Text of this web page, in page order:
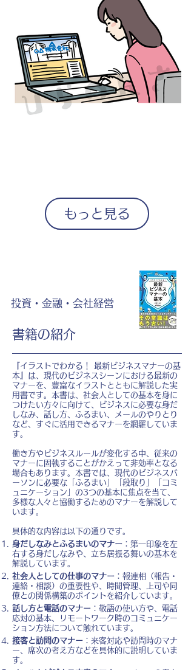
もっと見る
投資・金融・会社経営
書籍の紹介
『イラストでわかる！ 最新ビジネスマナーの基
本』は、現代のビジネスシーンにおける最新の
マナーを、豊富なイラストとともに解説した実
用書です。本書は、社会人としての基本を身に
つけたい方々に向けて、ビジネスに必要な身だ
しなみ、話し方、ふるまい、メールのやりとり
など、すぐに活用できるマナーを網羅していま
す。
働き方やビジネスルールが変化する中、従来の
マナーに固執することがかえって非効率となる
場合もあります。本書では、現代のビジネスパ
ーソンに必要な「ふるまい」「段取り」「コミ
ュニケーション」の3つの基本に焦点を当て、
多様な人々と協働するためのマナーを解説して
います。
具体的な内容は以下の通りです。
身だしなみとふるまいのマナー ：第一印象を左
右する身だしなみや、立ち居振る舞いの基本を
解説しています。
社会人としての仕事のマナー ：報連相（報告・
連絡・相談）の重要性や、時間管理、上司や同
僚との関係構築のポイントを紹介しています。
話し方と電話のマナー ：敬語の使い方や、電話
応対の基本、リモートワーク時のコミュニケー
ション方法について触れています。
接客と訪問のマナー ：来客対応や訪問時のマナ
ー、席次の考え方などを具体的に説明していま
す。